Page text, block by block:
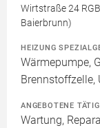
Wirtstraße 24
Baierbrunn)
HEIZUNG
Wärmepumpe,
ANGEBOTENE
Wartung,